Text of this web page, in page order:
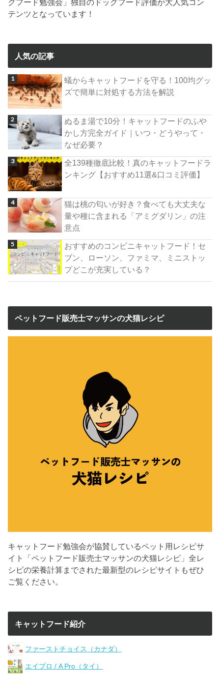
グフード勉強会」独自のドッグフード評価が大人気コン
テンツとなっています！
人気の記事
蟻からキャットフードを守る！100均グッ
ズで簡単に対処する方法を解説
ぬるま湯で10分！キャットフードのふや
かし方完全ガイド｜いつ・どうやって・
なぜ必要？
全139種徹底比較！真のキャットフードラ
ンキング【おすすめ11選&口コミ評価】
猫は桃の匂いが好き？食べても大丈夫な
量や種に含まれる「アミグダリン」の注
意点
おすすめのコンビニキャットフード！セ
ブン、ローソン、ファミマ、ミニストッ
プどこが充実している？
ペットフード販売士マッサンの犬猫レシピ
キャットフード勉強会が協賛しているペット用レシピサ
イト「ペットフード販売士マッサンの犬猫レシピ」全レ
シピの栄養計算までされた最新型のレシピサイトもぜひ
ご覧ください。
キャットフード紹介
ファーストチョイス（カナダ）
エイプロ / A Pro（タイ）